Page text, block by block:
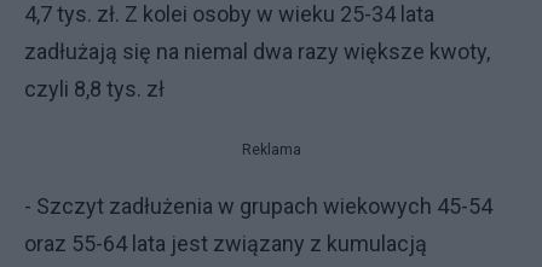
4,7 tys. zł. Z kolei osoby w wieku 25-34 lata
zadłużają się na niemal dwa razy większe kwoty,
czyli 8,8 tys. zł
Reklama
- Szczyt zadłużenia w grupach wiekowych 45-54
oraz 55-64 lata jest związany z kumulacją